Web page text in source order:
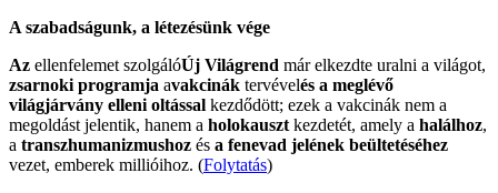
A szabadságunk, a létezésünk vége
Az ellenfelemet szolgálóÚj Világrend már elkezdte uralni a világot,
zsarnoki programja avakcinák tervévelés a meglévő
világjárvány elleni oltással kezdődött; ezek a vakcinák nem a
megoldást jelentik, hanem a holokauszt kezdetét, amely a halálhoz,
a transzhumanizmushoz és a fenevad jelének beültetéséhez
vezet, emberek millióihoz. (Folytatás)